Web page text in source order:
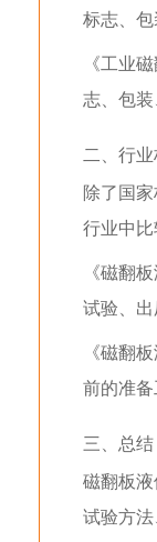
标志、
《工业
志、包
二、行
除了国
行业中
《磁翻
试验、
《磁翻
前的准
三、总结
磁翻板
试验方